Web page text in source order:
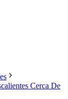
Cerca De